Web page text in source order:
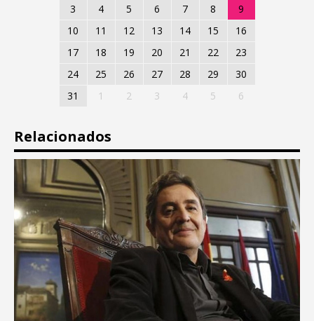
3
4 5 6 7 8
9
10
11 12 13 14 15
16
17
18 19 20 21 22
23
24
25 26 27 28 29
30
31
1 2 3 4 5 6
Relacionados